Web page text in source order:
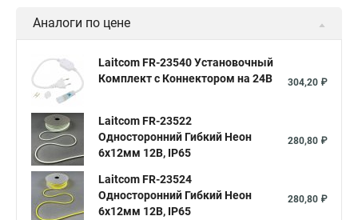
Аналоги по цене
Laitcom FR-23540 Установочный
Комплект с Коннектором на 24В
304,20 ₽
Laitcom FR-23522
Односторонний Гибкий Неон
6х12мм 12В, IP65
280,80 ₽
Laitcom FR-23524
Односторонний Гибкий Неон
6х12мм 12В, IP65
280,80 ₽